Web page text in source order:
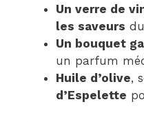
Un verre de
les saveurs
Un bouquet
un parfum
Huile d’olive,
d’Espelette